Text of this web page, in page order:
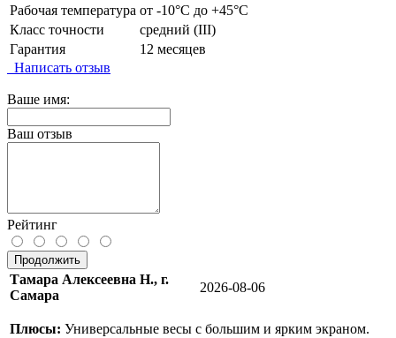
Рабочая температура от -10°C до +45°C
Класс точности
средний (III)
Гарантия
12 месяцев
Написать отзыв
Ваше имя:
Ваш отзыв
Рейтинг
Продолжить
Тамара Алексеевна Н., г.
Самара
2026-08-06
Плюсы: Универсальные весы с большим и ярким экраном.